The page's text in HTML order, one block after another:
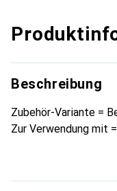
Beschreibung
Zubehör-Variante =
Zur Verwendung mit